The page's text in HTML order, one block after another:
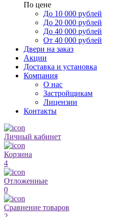
По цене
До 10 000 рублей
До 20 000 рублей
До 40 000 рублей
От 40 000 рублей
Двери на заказ
Акции
Доставка и установка
Компания
О нас
Застройщикам
Лицензии
Контакты
Личный кабинет
Корзина
4
Отложенные
0
Сравнение товаров